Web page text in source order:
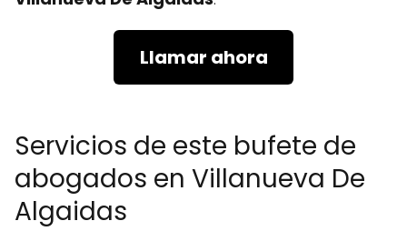
Llamar ahora
Servicios de este bufete de
abogados en Villanueva De
Algaidas